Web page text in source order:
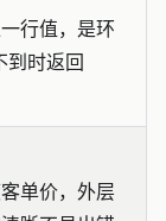
行值，是环
到时返回
单价，外层